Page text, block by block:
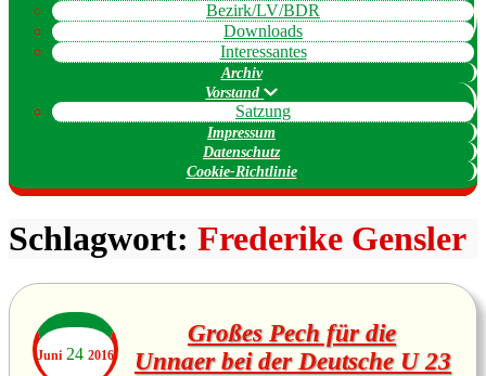
Bezirk/LV/BDR
Downloads
Interessantes
Archiv
Vorstand
Satzung
Impressum
Datenschutz
Cookie-Richtlinie
Schlagwort: Frederike Gensler
Juni 24 2016
Großes Pech für die
Unnaer bei der Deutsche U 23